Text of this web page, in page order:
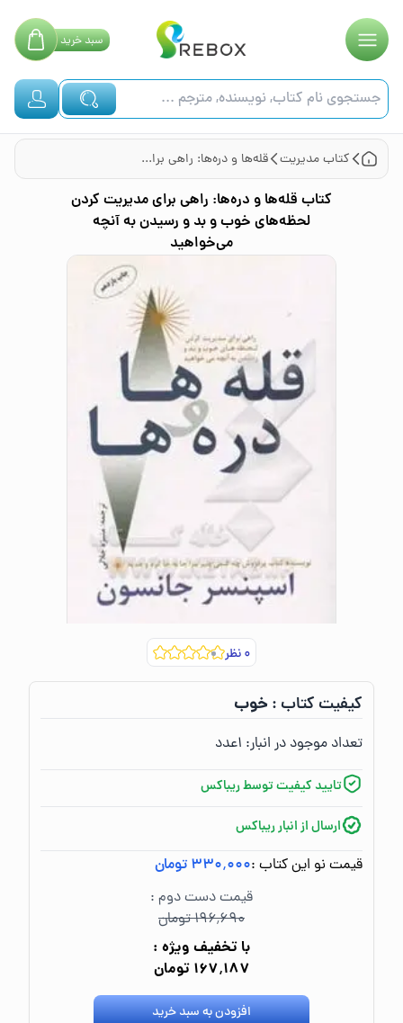
سبدخرید
کتابمدیریت قله‌ها و دره‌ها: راهی برای مدیریت کردن لحظه‌های خوب و بد و رسیدن به آنچه می‌خواهید
کتاب قله‌ها و دره‌ها: راهی برای مدیریت کردن
لحظه‌های خوب و بد و رسیدن به آنچه
می‌خواهید
۰نظر
کیفیت کتاب :‌خوب
تعداد موجود در انبار:‌ ۱عدد
تایید کیفیت توسط ریباکس
ارسال از انبار ریباکس
قیمت نو این کتاب :۳۳۰٬۰۰۰ تومان
قیمت دست دوم :
۱۹۶٬۶۹۰ تومان
با تخفیف ویژه :
۱۶۷٬۱۸۷ تومان
افزودن به سبد خرید